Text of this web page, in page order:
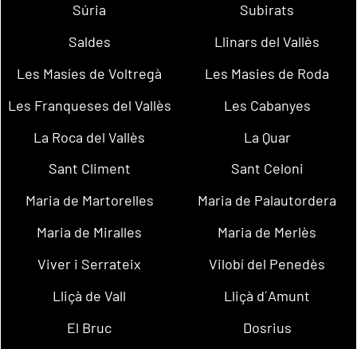
Súria
Subirats
Saldes
Llinars del Vallès
Les Masíes de Voltregà
Les Masies de Roda
Les Franqueses del Vallès
Les Cabanyes
La Roca del Vallès
La Quar
Sant Climent
Sant Celoni
Maria de Martorelles
Maria de Palautordera
Maria de Miralles
Maria de Merlès
Viver i Serrateix
Vilobí del Penedès
Lliçà de Vall
Lliçà d´Amunt
El Bruc
Dosrius